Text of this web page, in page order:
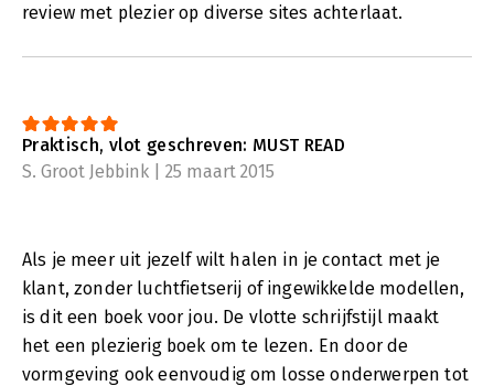
review met plezier op diverse sites achterlaat.
Praktisch, vlot geschreven: MUST READ
S. Groot Jebbink | 25 maart 2015
Als je meer uit jezelf wilt halen in je contact met je
klant, zonder luchtfietserij of ingewikkelde modellen,
is dit een boek voor jou. De vlotte schrijfstijl maakt
het een plezierig boek om te lezen. En door de
vormgeving ook eenvoudig om losse onderwerpen tot